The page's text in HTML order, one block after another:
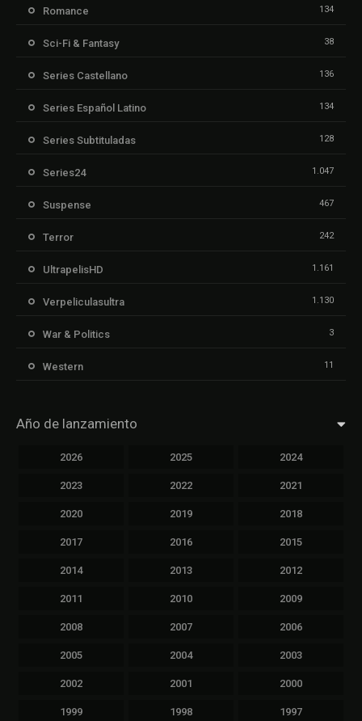
Romance 134
Sci-Fi & Fantasy 38
Series Castellano 136
Series Español Latino 134
Series Subtituladas 128
Series24 1.047
Suspense 467
Terror 242
UltrapelisHD 1.161
Verpeliculasultra 1.130
War & Politics 3
Western 11
Año de lanzamiento
2026 2025 2024
2023 2022 2021
2020 2019 2018
2017 2016 2015
2014 2013 2012
2011 2010 2009
2008 2007 2006
2005 2004 2003
2002 2001 2000
1999 1998 1997